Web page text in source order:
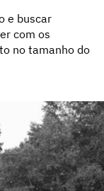
e buscar
com os
no tamanho do